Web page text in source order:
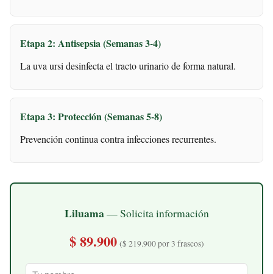
Etapa 2: Antisepsia (Semanas 3-4)
La uva ursi desinfecta el tracto urinario de forma natural.
Etapa 3: Protección (Semanas 5-8)
Prevención continua contra infecciones recurrentes.
Liluama— Solicita información
$ 89.900 ($ 219.900 por 3 frascos)